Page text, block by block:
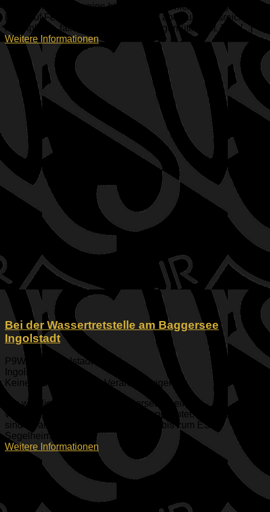
Die Antonius-Schweige bietet einen herrlichen Biergarten mit
Blick auf Felder und Wiesen. Es gibt aber auch ausreichend
Innenplätze, falls das Wetter doch ungemütlich ist. Das [...]
Weitere Informationen
Bei der Wassertretstelle am Baggersee
Ingolstadt
P9WP+33 Ingolstadt
Ingolstadt
Keine bevorstehenden Veranstaltungen
Am westlichen Seite des Baggersee ist eine
Wasserstrettstelle zum Kneipen eingerichtet. Von hier aus
sind es auch nur noch wenige Meter bis zum ESV
Segelheim.
Weitere Informationen